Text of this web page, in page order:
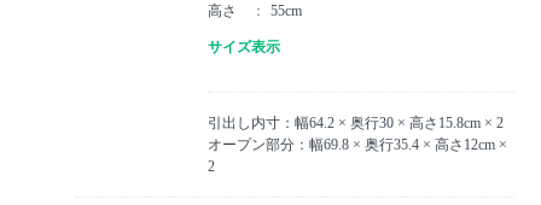
高さ 55cm
サイズ表示
引出し内寸：幅64.2 × 奥行30 × 高さ15.8cm × 2
オープン部分：幅69.8 × 奥行35.4 × 高さ12cm ×
2